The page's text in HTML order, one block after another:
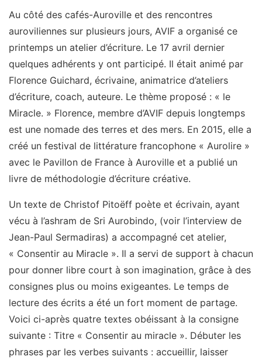
Au côté des cafés-Auroville et des rencontres
auroviliennes sur plusieurs jours, AVIF a organisé ce
printemps un atelier d’écriture. Le 17 avril dernier
quelques adhérents y ont participé. Il était animé par
Florence Guichard, écrivaine, animatrice d’ateliers
d’écriture, coach, auteure. Le thème proposé : « le
Miracle. » Florence, membre d’AVIF depuis longtemps
est une nomade des terres et des mers. En 2015, elle a
créé un festival de littérature francophone « Aurolire »
avec le Pavillon de France à Auroville et a publié un
livre de méthodologie d’écriture créative.
Un texte de Christof Pitoëff poète et écrivain, ayant
vécu à l’ashram de Sri Aurobindo, (voir l’interview de
Jean-Paul Sermadiras) a accompagné cet atelier,
« Consentir au Miracle ». Il a servi de support à chacun
pour donner libre court à son imagination, grâce à des
consignes plus ou moins exigeantes. Le temps de
lecture des écrits a été un fort moment de partage.
Voici ci-après quatre textes obéissant à la consigne
suivante : Titre « Consentir au miracle ». Débuter les
phrases par les verbes suivants : accueillir, laisser